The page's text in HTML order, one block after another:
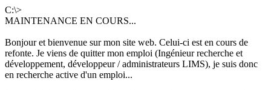
C:\>
MAINTENANCE EN COURS...
Bonjour et bienvenue sur mon site web. Celui-ci est en cours de
refonte. Je viens de quitter mon emploi (Ingénieur recherche et
développement, développeur / administrateurs LIMS), je suis donc
en recherche active d'un emploi...